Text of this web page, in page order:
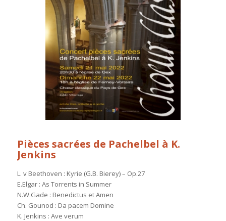
Pièces sacrées de Pachelbel à K.
Jenkins
L. v Beethoven : Kyrie (G.B. Bierey) – Op.27
E.Elgar : As Torrents in Summer
N.W.Gade : Benedictus et Amen
Ch. Gounod : Da pacem Domine
K. Jenkins : Ave verum